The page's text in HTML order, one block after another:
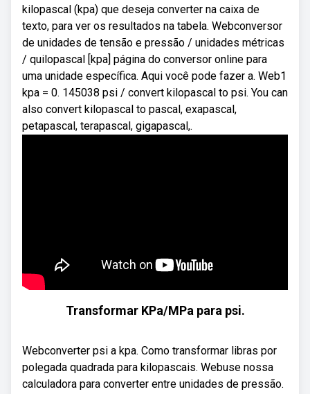
kilopascal (kpa) que deseja converter na caixa de
texto, para ver os resultados na tabela. Webconversor
de unidades de tensão e pressão / unidades métricas
/ quilopascal [kpa] página do conversor online para
uma unidade específica. Aqui você pode fazer a. Web1
kpa = 0. 145038 psi / convert kilopascal to psi. You can
also convert kilopascal to pascal, exapascal,
petapascal, terapascal, gigapascal,.
Transformar KPa/MPa para psi.
Webconverter psi a kpa. Como transformar libras por
polegada quadrada para kilopascais. Webuse nossa
calculadora para converter entre unidades de pressão.